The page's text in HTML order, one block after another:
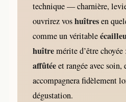
technique — charnière,
ouvrirez voshuîtresen
comme un véritable
huîtremérite d’être choyée
affûtéeet rangée avec soin,
accompagnera fidèlement
dégustation.